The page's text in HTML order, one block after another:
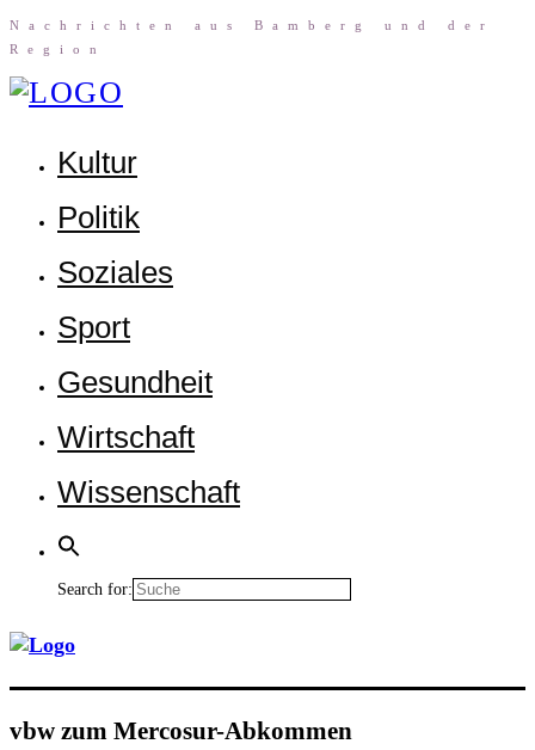
Nach­rich­ten aus Bam­berg und der
Region
Kul­tur
Poli­tik
Sozia­les
Sport
Gesund­heit
Wirt­schaft
Wis­sen­schaft
Search for:
vbw zum Mercosur-Abkommen